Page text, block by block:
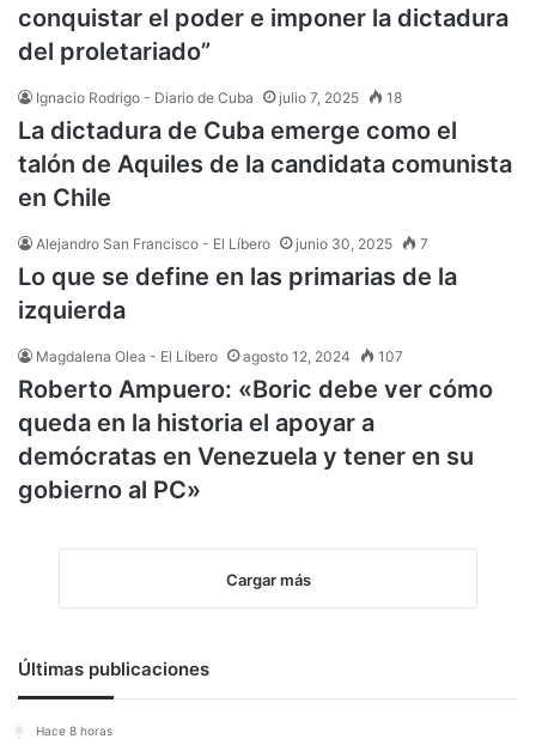
conquistar el poder e imponer la dictadura
del proletariado”
Ignacio Rodrigo - Diario de Cuba julio 7, 2025 18
La dictadura de Cuba emerge como el
talón de Aquiles de la candidata comunista
en Chile
Alejandro San Francisco - El Líbero junio 30, 2025 7
Lo que se define en las primarias de la
izquierda
Magdalena Olea - El Líbero agosto 12, 2024 107
Roberto Ampuero: «Boric debe ver cómo
queda en la historia el apoyar a
demócratas en Venezuela y tener en su
gobierno al PC»
Cargar más
Últimas publicaciones
Hace 8 horas